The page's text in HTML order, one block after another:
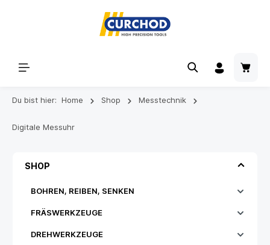
Du bist hier: Home Shop Messtechnik
Digitale Messuhr
SHOP
BOHREN, REIBEN, SENKEN
FRÄSWERKZEUGE
DREHWERKZEUGE